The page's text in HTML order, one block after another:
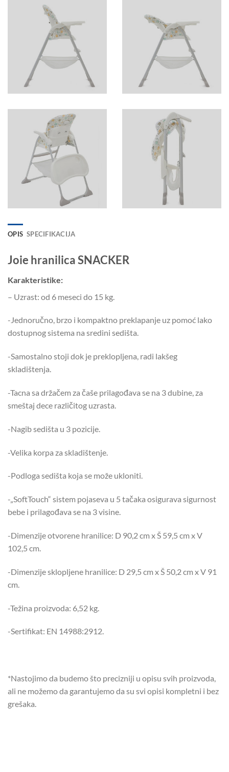
OPIS SPECIFIKACIJA
Joie hranilica SNACKER
Karakteristike:
– Uzrast: od 6 meseci do 15 kg.
-Jednoručno, brzo i kompaktno preklapanje uz pomoć lako
dostupnog sistema na sredini sedišta.
-Samostalno stoji dok je preklopljena, radi lakšeg
skladištenja.
-Tacna sa držačem za čaše prilagođava se na 3 dubine, za
smeštaj dece različitog uzrasta.
-Nagib sedišta u 3 pozicije.
-Velika korpa za skladištenje.
-Podloga sedišta koja se može ukloniti.
-„SoftTouch“ sistem pojaseva u 5 tačaka osigurava sigurnost
bebe i prilagođava se na 3 visine.
-Dimenzije otvorene hranilice: D 90,2 cm x Š 59,5 cm x V
102,5 cm.
-Dimenzije sklopljene hranilice: D 29,5 cm x Š 50,2 cm x V 91
cm.
-Težina proizvoda: 6,52 kg.
-Sertifikat: EN 14988:2912.
*Nastojimo da budemo što precizniji u opisu svih proizvoda,
ali ne možemo da garantujemo da su svi opisi kompletni i bez
grešaka.